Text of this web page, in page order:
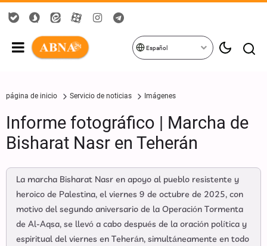
Español
página de inicio Servicio de noticias Imágenes
Informe fotográfico | Marcha de
Bisharat Nasr en Teherán
La marcha Bisharat Nasr en apoyo al pueblo resistente y
heroico de Palestina, el viernes 9 de octubre de 2025, con
motivo del segundo aniversario de la Operación Tormenta
de Al-Aqsa, se llevó a cabo después de la oración política y
espiritual del viernes en Teherán, simultáneamente en todo